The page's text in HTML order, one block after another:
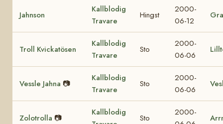
Jahnson
Kallblodig
Travare
Hingst
2000-
06-12
Troll Kvickatösen
Kallblodig
Travare
Sto
2000-
06-06
Vessle Jahna 📷
Kallblodig
Travare
Sto
2000-
06-06
Zolotrolla 📷
Kallblodig
Sto
2000-